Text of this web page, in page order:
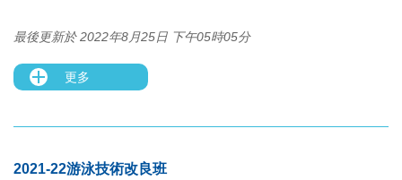
最後更新於 2022年8月25日 下午05時05分
更多
2021-22游泳技術改良班